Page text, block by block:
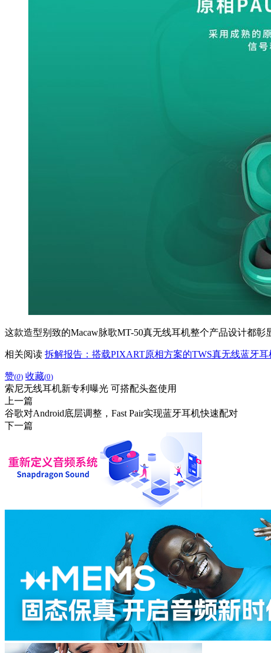
这款造型别致的Macaw脉歌MT-50真无线耳机整个产品设计都
相关阅读 拆解报告：搭载PIXART原相方案的TWS真无线蓝牙耳
赞(0) 收藏(0)
索尼无线耳机新专利曝光 可搭配头盔使用
上一篇
谷歌对Android底层调整，Fast Pair实现蓝牙耳机快速配对
下一篇